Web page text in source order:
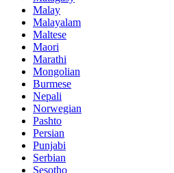
Malay
Malayalam
Maltese
Maori
Marathi
Mongolian
Burmese
Nepali
Norwegian
Pashto
Persian
Punjabi
Serbian
Sesotho